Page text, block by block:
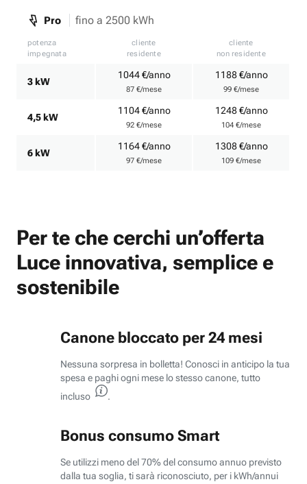
Pro fino a 2500 kWh
potenza
impegnata
cliente
residente
cliente
non residente
3 kW
1044 €/anno
87 €/mese
1188 €/anno
99 €/mese
4,5 kW
1104 €/anno
92 €/mese
1248 €/anno
104 €/mese
6 kW
1164 €/anno
97 €/mese
1308 €/anno
109 €/mese
Per te che cerchi un’offerta
Luce innovativa, semplice e
sostenibile
Canone bloccato per 24 mesi
Nessuna sorpresa in bolletta! Conosci in anticipo la tua
spesa e paghi ogni mese lo stesso canone, tutto
incluso
.
Bonus consumo Smart
Se utilizzi meno del 70% del consumo annuo previsto
dalla tua soglia, ti sarà riconosciuto, per i kWh/annui